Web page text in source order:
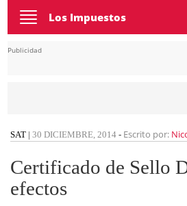
Toggle
navigation
Los Impuestos
Publicidad
SAT | 30 DICIEMBRE, 2014 - Escrito por:
Certificado de Sello
efectos